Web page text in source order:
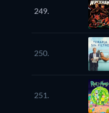
249.
250.
251.